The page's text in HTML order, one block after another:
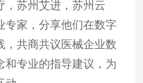
，苏州艾进，苏州云
专家，分享他们在数字
，共商共议医械企业数
和专业的指导建议，为